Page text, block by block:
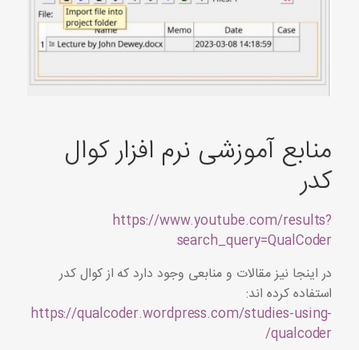
منابع آموزشی نرم افزار کوال
کدر
https://www.youtube.com/results?
search_query=QualCoder
در اینجا نیز مقالات و منابعی وجود دارد که از کوال کدر
استفاده کرده اند:
https://qualcoder.wordpress.com/studies-using-
qualcoder/